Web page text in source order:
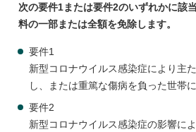
次の要件1または要件2のいずれかに該
料の一部または全額を免除します。
要件1
新型コロナウイルス感染症により主
し、または重篤な傷病を負った世帯
要件2
新型コロナウイルス感染症の影響に